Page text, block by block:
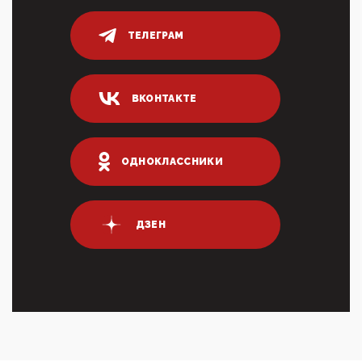
03:35, 10 Апреля 2026
Суммарное вознаграждение менеджменту в 15
крупных банках по итогам 2025 года превысило 63
млрд руб. ...
03:01, 10 Апреля 2026
Террорист и убийца Буданов вальяжно сообщил,
энергети...
01:54, 10 Апреля 2026
ПрезидентПутинвчера вечером обьявил
Пасхальное перемирие с 16 часов субботы до конца
дня Воскресен...
01:09, 10 Апреля 2026
ТЕЛЕГРАМ
ВКОНТАКТЕ
ОДНОКЛАССНИКИ
ДЗЕН